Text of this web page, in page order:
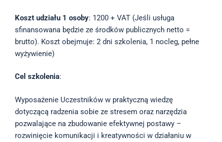
Koszt udziału 1 osoby: 1200 + VAT (Jeśli usługa
sfinansowana będzie ze środków publicznych netto =
brutto). Koszt obejmuje: 2 dni szkolenia, 1 nocleg, pełne
wyżywienie)
Cel szkolenia:
Wyposażenie Uczestników w praktyczną wiedzę
dotyczącą radzenia sobie ze stresem oraz narzędzia
pozwalające na zbudowanie efektywnej postawy –
rozwinięcie komunikacji i kreatywności w działaniu w